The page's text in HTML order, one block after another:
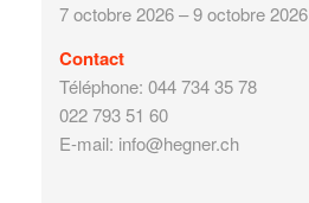
7 octobre 2026 – 9 octobre 2026
Contact
Téléphone: 044 734 35 78
022 793 51 60
E-mail: info@hegner.ch